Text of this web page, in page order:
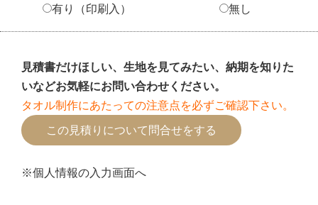
有り（印刷入） 無し
見積書だけほしい、生地を見てみたい、納期を知りた
いなどお気軽にお問い合わせください。
タオル制作にあたっての注意点を必ずご確認下さい。
※個人情報の入力画面へ